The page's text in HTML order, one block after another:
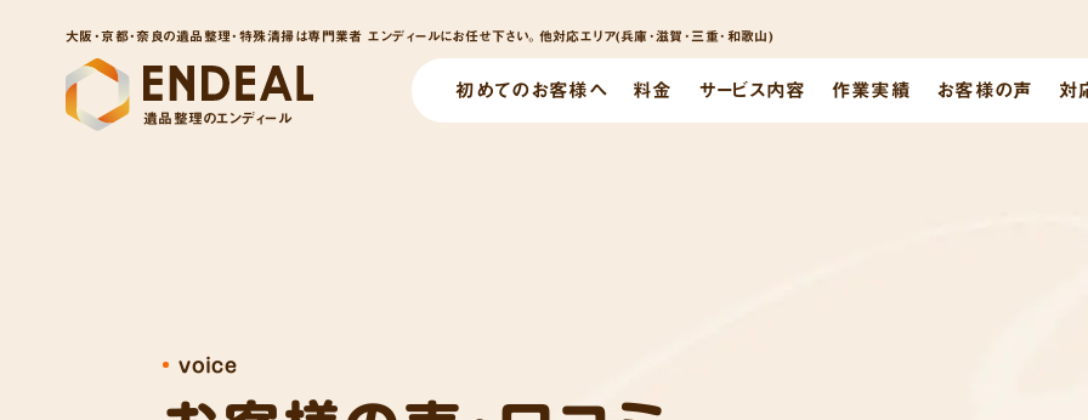
大阪・京都・奈良の遺品整理・特殊清掃は専門業者 エンディールにお任せ下さい。他対応エリア(兵庫･滋賀･三重･和歌山)
遺品整理のエンディール
初めてのお客様へ 料金 サービス内容 作業実績 お客様の声 対
voice